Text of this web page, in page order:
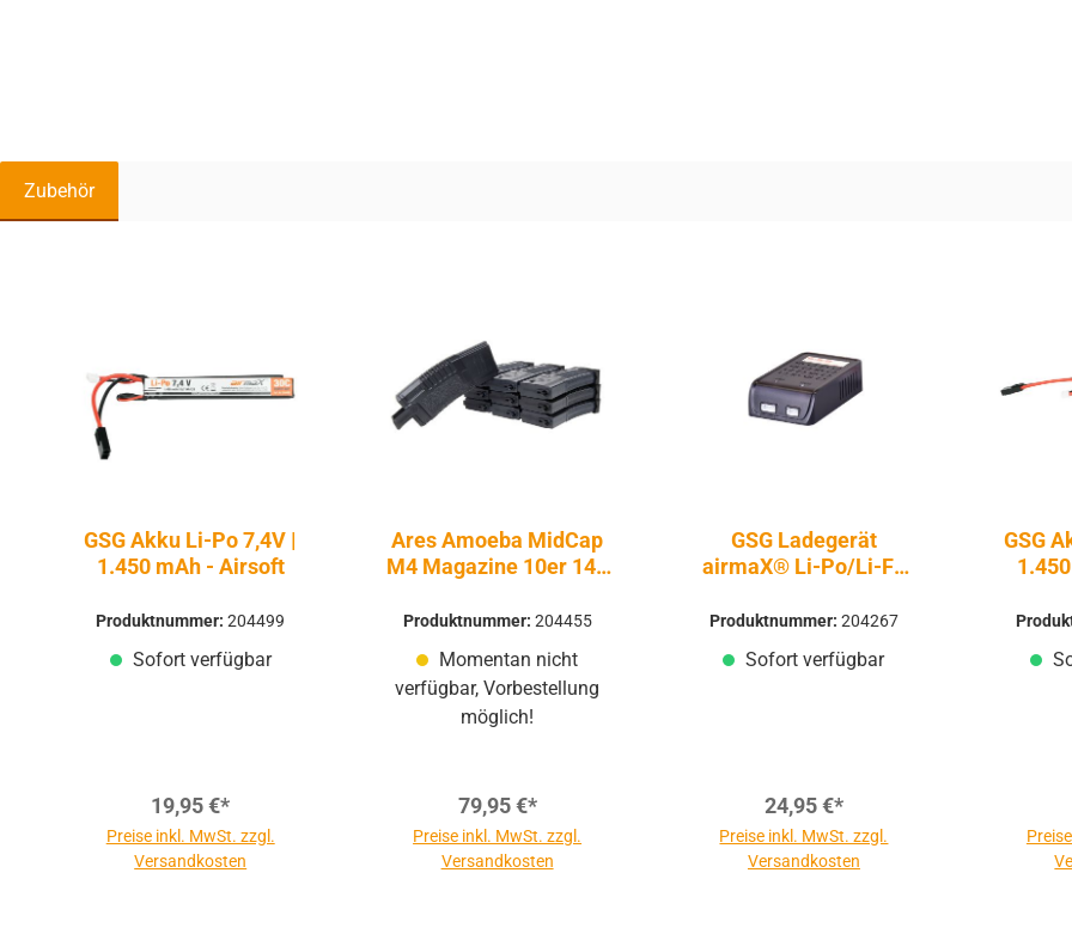
Zubehör
GSG Akku Li-Po 7,4V |
1.450 mAh - Airsoft
Produktnummer:204499
Sofort verfügbar
19,95 €*
Preise inkl. MwSt. zzgl.
Versandkosten
Ares Amoeba MidCap
M4 Magazine 10er 140
AEG / S-AEG
Produktnummer: 204455
Momentan nicht
verfügbar, Vorbestellung
möglich!
79,95 €*
Preise inkl. MwSt. zzgl.
Versandkosten
GSG Ladegerät
airmaX® Li-Po/Li-Fe
Produktnummer: 204267
Sofort verfügbar
24,95 €*
Preise inkl. MwSt. zzgl.
Versandkosten
GSG